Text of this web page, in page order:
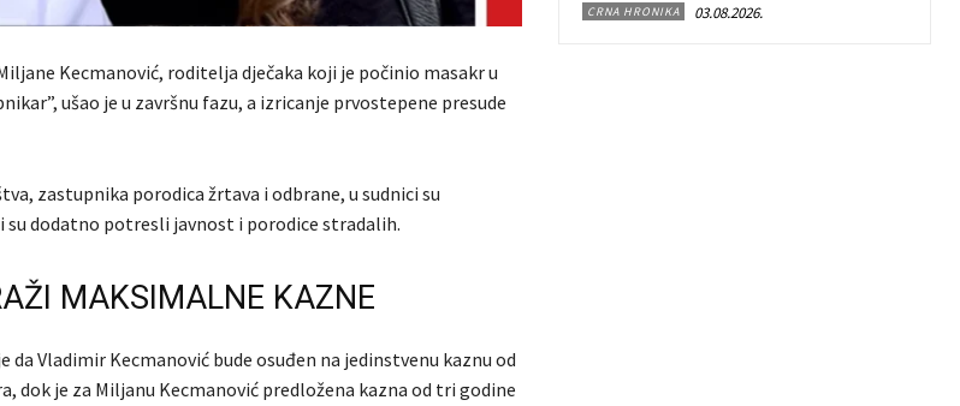
Kecmanović, roditelja dječaka koji je počinio masakr u
ušao je u završnu fazu, a izricanje prvostepene presude
zastupnika porodica žrtava i odbrane, u sudnici su
dodatno potresli javnost i porodice stradalih.
MAKSIMALNE KAZNE
da Vladimir Kecmanović bude osuđen na jedinstvenu kaznu od
dok je za Miljanu Kecmanović predložena kazna od tri godine
CRNA HRONIKA 03.08.2026.